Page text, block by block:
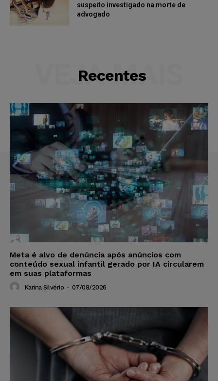
suspeito investigado na morte de
advogado
Recentes
VEJA MAIS
Meta é alvo de denúncia após anúncios com
conteúdo sexual infantil gerado por IA circularem
em suas plataformas
Karina Silvério - 07/08/2026